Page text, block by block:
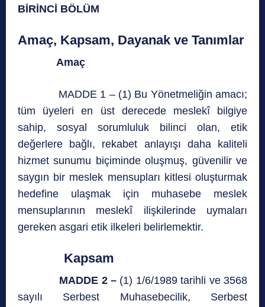
BİRİNCİ BÖLÜM
Amaç, Kapsam, Dayanak ve Tanımlar
Amaç
MADDE 1 – (1) Bu Yönetmeliğin amacı;
tüm üyeleri en üst derecede meslekî bilgiye
sahip, sosyal sorumluluk bilinci olan, etik
değerlere bağlı, rekabet anlayışı daha kaliteli
hizmet sunumu biçiminde oluşmuş, güvenilir ve
saygın bir meslek mensupları kitlesi oluşturmak
hedefine ulaşmak için muhasebe meslek
mensuplarının meslekî ilişkilerinde uymaları
gereken asgari etik ilkeleri belirlemektir.
Kapsam
MADDE 2 – (1) 1/6/1989 tarihli ve 3568
sayılı Serbest Muhasebecilik, Serbest